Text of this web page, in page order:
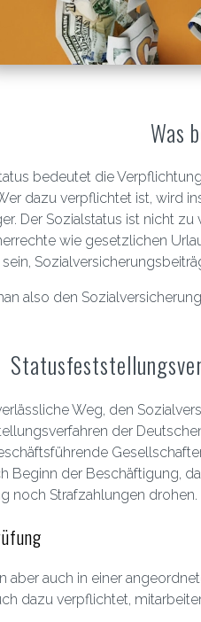
Was
bedeutet die
dazu verpflichtet ist, wird
Der Sozialstatus ist nicht
wie gesetzlichen
also den
Weg, den
der
Beginn der Beschäftigung,
noch Strafzahlungen drohen.
aber auch in einer
dazu verpflichtet,